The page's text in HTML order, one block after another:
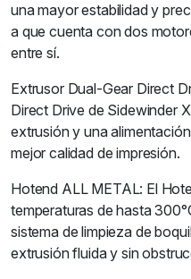
una mayor estabilidad y
a que cuenta con dos
entre sí.
Extrusor Dual-Gear Direct
Direct Drive de Sidewinder
extrusión y una
mejor calidad de impresión.
Hotend ALL METAL: El
temperaturas de hasta
sistema de limpieza de
extrusión fluida y sin